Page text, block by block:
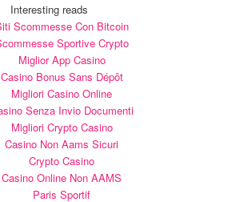
Interesting reads
Scommesse Con Bitcoin
Sportive Crypto
Miglior App Casino
Casino Bonus Sans Dépôt
Migliori Casino Online
Senza Invio Documenti
Migliori Crypto Casino
Casino Non Aams Sicuri
Crypto Casino
Casino Online Non AAMS
Paris Sportif